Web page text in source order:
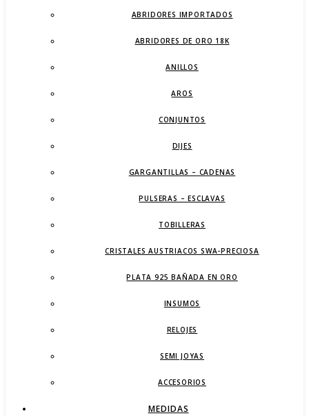
ABRIDORES IMPORTADOS
ABRIDORES DE ORO 18K
ANILLOS
AROS
CONJUNTOS
DIJES
GARGANTILLAS – CADENAS
PULSERAS – ESCLAVAS
TOBILLERAS
CRISTALES AUSTRIACOS SWA-PRECIOSA
PLATA 925 BAÑADA EN ORO
INSUMOS
RELOJES
SEMI JOYAS
ACCESORIOS
MEDIDAS